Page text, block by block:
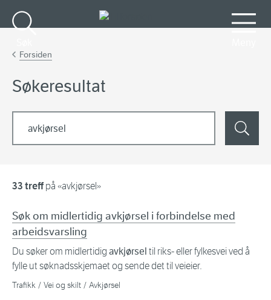
Forsiden
Søkeresultat
Søk
33 treff på «avkjørsel»
Søk om midlertidig avkjørsel i forbindelse med
arbeidsvarsling
Du søker om midlertidig avkjørsel til riks- eller fylkesvei ved å
fylle ut søknadsskjemaet og sende det til veieier.
Trafikk Vei og skilt Avkjørsel